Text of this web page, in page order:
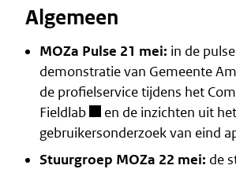
Algemeen
MOZa Pulse 21 mei: in de
demonstratie van Gemeente
de profielservicetijdens het
Fieldlab
en de inzichten uit het
gebruikersonderzoek van eind
Stuurgroep MOZa 22 mei: de